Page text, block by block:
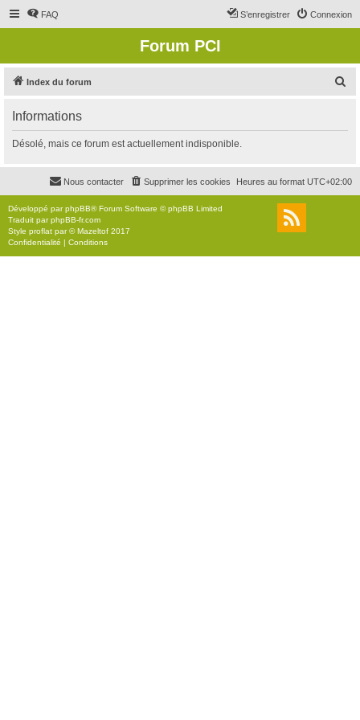
FAQ Connexion
S’enregistrer
Forum PCI
Index du forum
r
c
r
Informations
Désolé, mais ce forum est actuellement indisponible.
Heures au format UTC+02:00
Supprimer les cookies
Nous contacter
Développé parphpBB® Forum Software © phpBB Limited
Traduit parphpBB-fr.com
Style proflat par ©Mazeltof 2017
Confidentialité | Conditions